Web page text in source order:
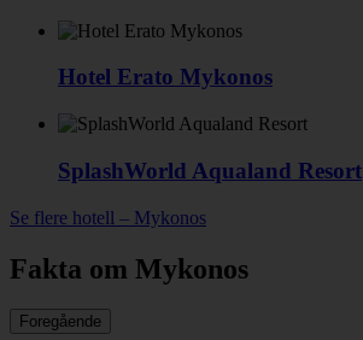
Hotel Erato Mykonos
SplashWorld Aqualand Resort
Se flere hotell – Mykonos
Fakta om Mykonos
Foregående